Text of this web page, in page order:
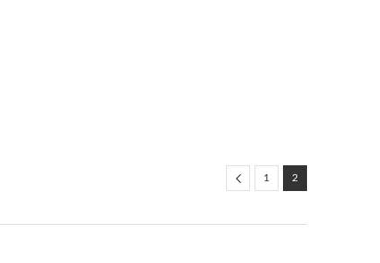
Previous
1 2